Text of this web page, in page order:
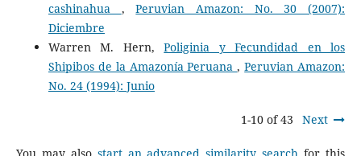
cashinahua ,Peruvian Amazon: No. 30 (2007):
Diciembre
Warren M. Hern,Poliginia y Fecundidad en los
Shipibos de la Amazonía Peruana,Peruvian Amazon:
No. 24 (1994): Junio
1-10 of 43 Next